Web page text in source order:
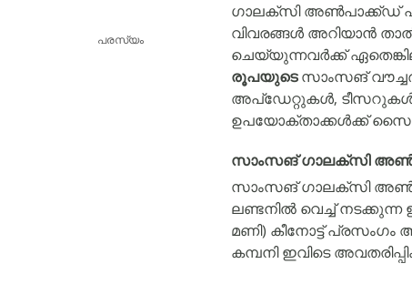
പരസ്യം
ഗാലക്‌സി അൺപാക്ക്ഡ്
വിവരങ്ങൾ അറിയാൻ
ചെയ്യുന്നവർക്ക്
രൂപയുടെസാംസങ്
അപ്‌ഡേറ്റുകൾ,
ഉപയോക്താക്കൾക്ക്
സാംസങ് ഗാലക്‌സി
സാംസങ് ഗാലക്‌സി
ലണ്ടനിൽ വെച്ച്
മണി) കീനോട്ട് പ്രസംഗം
കമ്പനി ഇവിടെ